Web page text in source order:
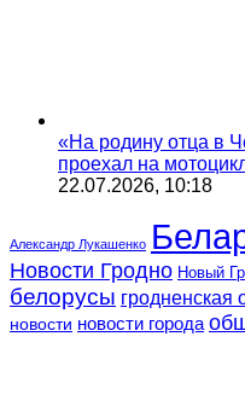
«На родину отца в
проехал на
22.07.2026, 10:18
Александр Лукашенко
Новости Гродно Новый
белорусы гродненская
новости новости города